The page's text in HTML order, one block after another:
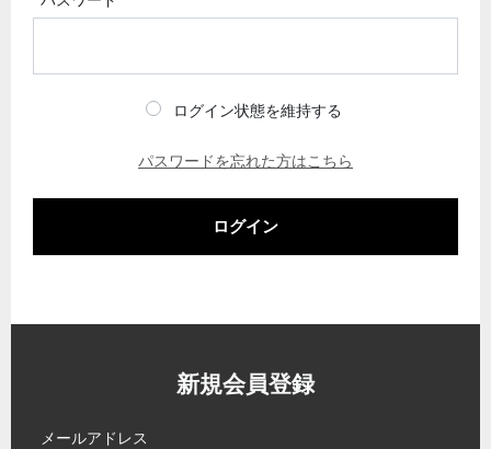
ログイン状態を維持する
パスワードを忘れた方はこちら
ログイン
新規会員登録
メールアドレス